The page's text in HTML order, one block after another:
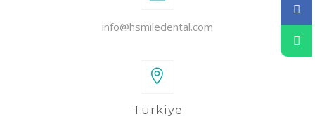
info@hsmiledental.com
Türkiye